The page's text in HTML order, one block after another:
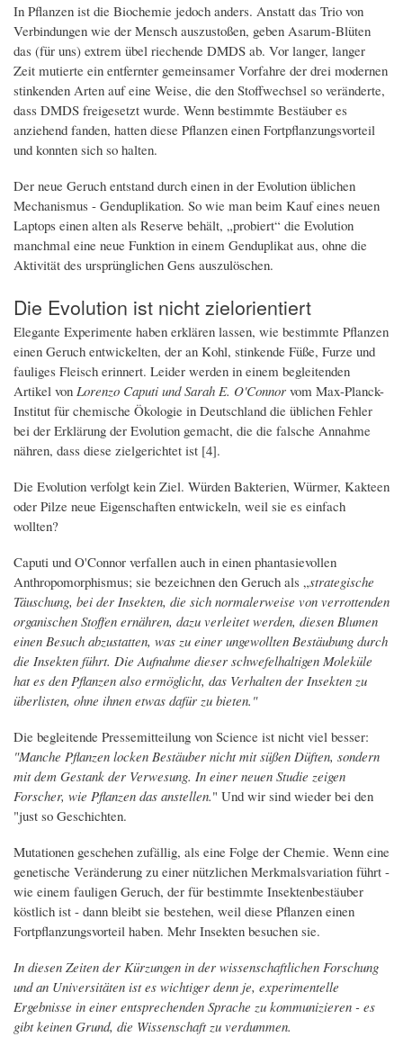
In Pflanzen ist die Biochemie jedoch anders. Anstatt das Trio von
Verbindungen wie der Mensch auszustoßen, geben Asarum-Blüten
das (für uns) extrem übel riechende DMDS ab. Vor langer, langer
Zeit mutierte ein entfernter gemeinsamer Vorfahre der drei modernen
stinkenden Arten auf eine Weise, die den Stoffwechsel so veränderte,
dass DMDS freigesetzt wurde. Wenn bestimmte Bestäuber es
anziehend fanden, hatten diese Pflanzen einen Fortpflanzungsvorteil
und konnten sich so halten.
Der neue Geruch entstand durch einen in der Evolution üblichen
Mechanismus - Genduplikation. So wie man beim Kauf eines neuen
Laptops einen alten als Reserve behält, „probiert“ die Evolution
manchmal eine neue Funktion in einem Genduplikat aus, ohne die
Aktivität des ursprünglichen Gens auszulöschen.
Die Evolution ist nicht zielorientiert
Elegante Experimente haben erklären lassen, wie bestimmte Pflanzen
einen Geruch entwickelten, der an Kohl, stinkende Füße, Furze und
fauliges Fleisch erinnert. Leider werden in einem begleitenden
Artikel von Lorenzo Caputi und Sarah E. O'Connor vom Max-Planck-
Institut für chemische Ökologie in Deutschland die üblichen Fehler
bei der Erklärung der Evolution gemacht, die die falsche Annahme
nähren, dass diese zielgerichtet ist [4].
Die Evolution verfolgt kein Ziel. Würden Bakterien, Würmer, Kakteen
oder Pilze neue Eigenschaften entwickeln, weil sie es einfach
wollten?
Caputi und O'Connor verfallen auch in einen phantasievollen
Anthropomorphismus; sie bezeichnen den Geruch als „strategische
Täuschung, bei der Insekten, die sich normalerweise von verrottenden
organischen Stoffen ernähren, dazu verleitet werden, diesen Blumen
einen Besuch abzustatten, was zu einer ungewollten Bestäubung durch
die Insekten führt. Die Aufnahme dieser schwefelhaltigen Moleküle
hat es den Pflanzen also ermöglicht, das Verhalten der Insekten zu
überlisten, ohne ihnen etwas dafür zu bieten."
Die begleitende Pressemitteilung von Science ist nicht viel besser:
"Manche Pflanzen locken Bestäuber nicht mit süßen Düften, sondern
mit dem Gestank der Verwesung. In einer neuen Studie zeigen
Forscher, wie Pflanzen das anstellen." Und wir sind wieder bei den
"just so Geschichten.
Mutationen geschehen zufällig, als eine Folge der Chemie. Wenn eine
genetische Veränderung zu einer nützlichen Merkmalsvariation führt -
wie einem fauligen Geruch, der für bestimmte Insektenbestäuber
köstlich ist - dann bleibt sie bestehen, weil diese Pflanzen einen
Fortpflanzungsvorteil haben. Mehr Insekten besuchen sie.
In diesen Zeiten der Kürzungen in der wissenschaftlichen Forschung
und an Universitäten ist es wichtiger denn je, experimentelle
Ergebnisse in einer entsprechenden Sprache zu kommunizieren - es
gibt keinen Grund, die Wissenschaft zu verdummen.